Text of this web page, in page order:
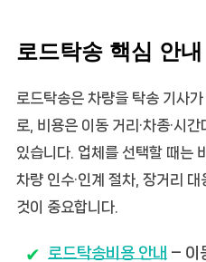
로드탁송 핵심 안내
로드탁송은 차량을 탁송 기사
로, 비용은 이동 거리·차종·시
있습니다. 업체를 선택할 때는
차량 인수·인계 절차, 장거리
것이 중요합니다.
로드탁송비용 안내 – 이